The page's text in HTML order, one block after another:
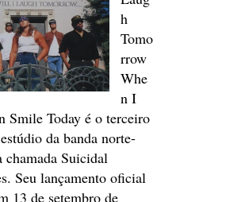
h
Tomo
rrow
Whe
n I
Smile Today é o terceiro
da banda norte-
chamada Suicidal
Seu lançamento oficial
13 de setembro de